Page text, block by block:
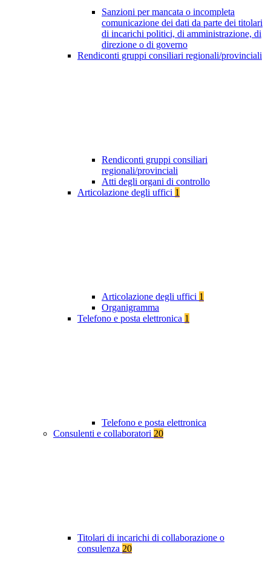
Sanzioni per mancata o incompleta
comunicazione dei dati da parte dei titolari
di incarichi politici, di amministrazione, di
direzione o di governo
Rendiconti gruppi consiliari regionali/provinciali
Rendiconti gruppi consiliari
regionali/provinciali
Atti degli organi di controllo
Articolazione degli uffici 1
Articolazione degli uffici 1
Organigramma
Telefono e posta elettronica 1
Telefono e posta elettronica
Consulenti e collaboratori 20
Titolari di incarichi di collaborazione o
consulenza 20